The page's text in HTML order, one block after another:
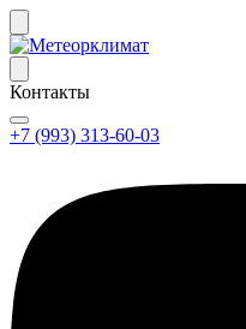
Контакты
+7 (993) 313-60-03